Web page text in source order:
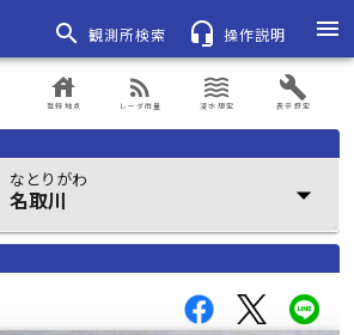
search 観測所検索 headset_mic 操作説明
menu
登録地点
house
レーダ雨量
rss_feed
浸水想定
waves
表示設定
build
なとりがわ
名取川 arrow_drop_down